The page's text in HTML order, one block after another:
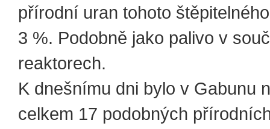
přírodní uran tohoto
3 %. Podobně jako palivo v
reaktorech.
K dnešnímu dni bylo v Gabunu
celkem 17 podobných